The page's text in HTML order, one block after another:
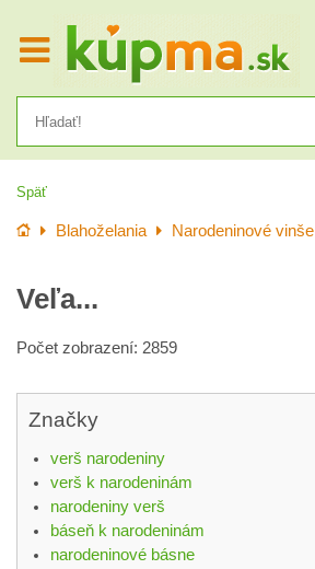
Späť
Úvod Blahoželania
Narodeninové vinše
Veľa...
Počet zobrazení: 2859
Značky
verš narodeniny
verš k narodeninám
narodeniny verš
báseň k narodeninám
narodeninové básne